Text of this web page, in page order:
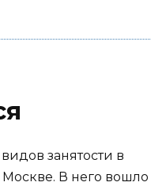
занятости в
В него вошло